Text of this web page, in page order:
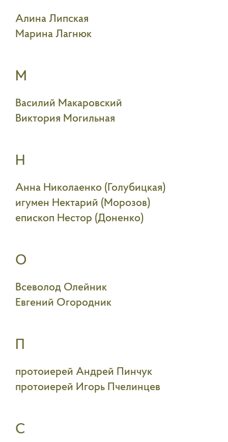
Алина Липская
Марина Лагнюк
М
Василий Макаровский
Виктория Могильная
Н
Анна Николаенко (Голубицкая)
игумен Нектарий (Морозов)
епископ Нестор (Доненко)
О
Всеволод Олейник
Евгений Огородник
П
протоиерей Андрей Пинчук
протоиерей Игорь Пчелинцев
С